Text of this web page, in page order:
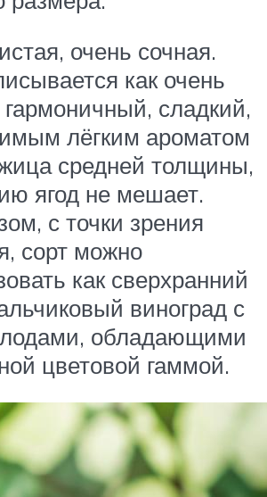
очень сочная.
как очень
сладкий,
лёгким ароматом
средней толщины,
ягод не мешает.
с точки зрения
сорт можно
как сверхранний
виноград с
обладающими
цветовой гаммой.